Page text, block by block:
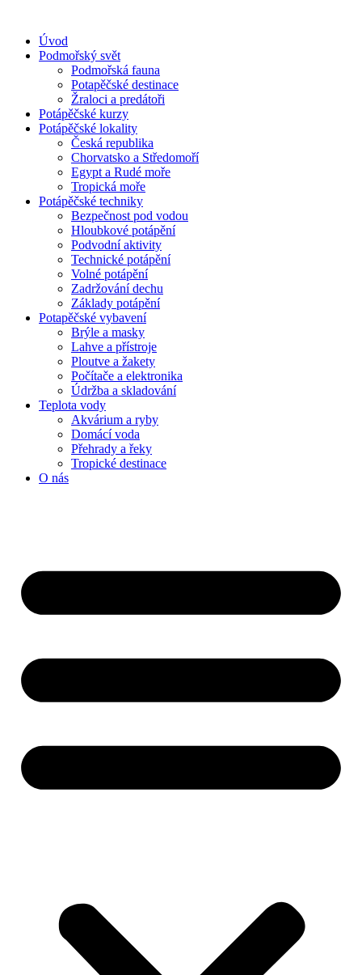
obsahuÚvod
Podmořský svět
Podmořská fauna
Potapěčské destinace
Žraloci a predátoři
Potápěčské kurzy
Potápěčské lokality
Česká republika
Chorvatsko a Středomoří
Egypt a Rudé moře
Tropická moře
Potápěčské techniky
Bezpečnost pod vodou
Hloubkové potápění
Podvodní aktivity
Technické potápění
Volné potápění
Zadržování dechu
Základy potápění
Potapěčské vybavení
Brýle a masky
Lahve a přístroje
Ploutve a žakety
Počítače a elektronika
Údržba a skladování
Teplota vody
Akvárium a ryby
Domácí voda
Přehrady a řeky
Tropické destinace
O nás